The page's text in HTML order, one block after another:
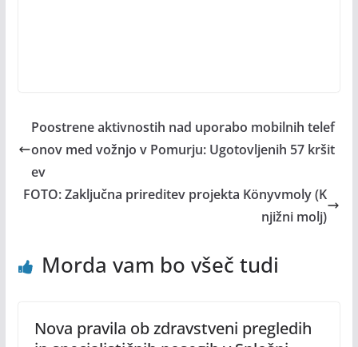
Poostrene aktivnostih nad uporabo mobilnih telef
onov med vožnjo v Pomurju: Ugotovljenih 57 kršit
ev
FOTO: Zaključna prireditev projekta Könyvmoly (K
njižni molj)
Morda vam bo všeč tudi
Nova pravila ob zdravstveni pregledih